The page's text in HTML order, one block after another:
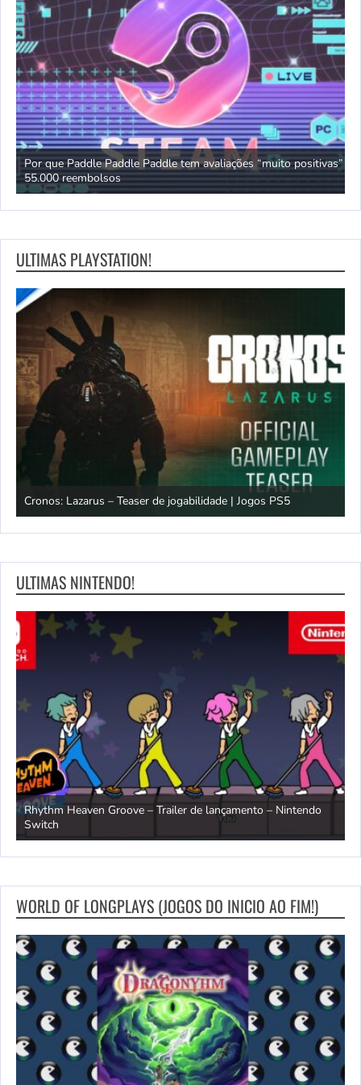
Por que Paddle Paddle Paddle tem avaliações “muito positivas” e
55.000 reembolsos
ULTIMAS PLAYSTATION!
Cronos: Lazarus – Teaser de jogabilidade | Jogos PS5
ULTIMAS NINTENDO!
Rhythm Heaven Groove – Trailer de lançamento – Nintendo
Switch
WORLD OF LONGPLAYS (JOGOS DO INICIO AO FIM!)